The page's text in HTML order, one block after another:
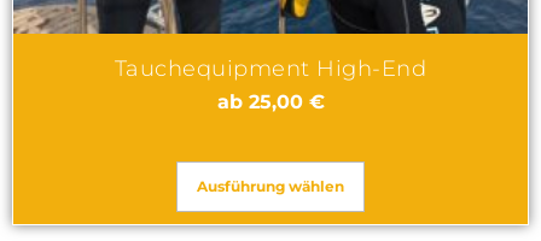
Tauchequipment High-End
ab 25,00 €
Ausführung wählen